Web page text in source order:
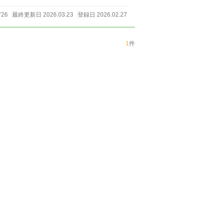
最終更新日 2026.03.23 登録日 2026.02.27
1件